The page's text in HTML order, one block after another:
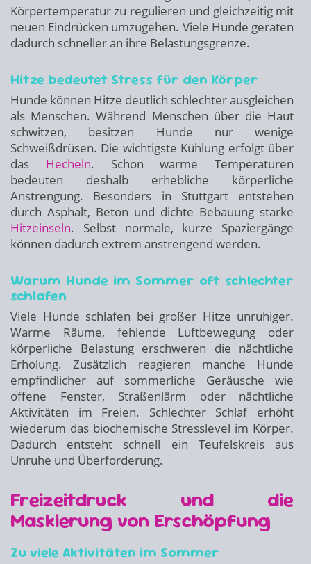
Körpertemperatur zu regulieren und gleichzeitig mit
neuen Eindrücken umzugehen. Viele Hunde geraten
dadurch schneller an ihre Belastungsgrenze.
Hitze bedeutet Stress für den Körper
Hunde können Hitze deutlich schlechter ausgleichen
als Menschen. Während Menschen über die Haut
schwitzen, besitzen Hunde nur wenige
Schweißdrüsen. Die wichtigste Kühlung erfolgt über
das Hecheln. Schon warme Temperaturen
bedeuten deshalb erhebliche körperliche
Anstrengung. Besonders in Stuttgart entstehen
durch Asphalt, Beton und dichte Bebauung starke
Hitzeinseln. Selbst normale, kurze Spaziergänge
können dadurch extrem anstrengend werden.
Warum Hunde im Sommer oft schlechter
schlafen
Viele Hunde schlafen bei großer Hitze unruhiger.
Warme Räume, fehlende Luftbewegung oder
körperliche Belastung erschweren die nächtliche
Erholung. Zusätzlich reagieren manche Hunde
empfindlicher auf sommerliche Geräusche wie
offene Fenster, Straßenlärm oder nächtliche
Aktivitäten im Freien. Schlechter Schlaf erhöht
wiederum das biochemische Stresslevel im Körper.
Dadurch entsteht schnell ein Teufelskreis aus
Unruhe und Überforderung.
Freizeitdruck und die
Maskierung von Erschöpfung
Zu viele Aktivitäten im Sommer